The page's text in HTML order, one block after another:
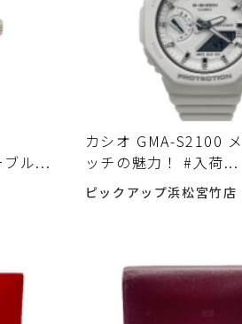
ル...
カシオ GMA-S2100
ッチの魅力！ #入荷...
ピックアップ浜松宮竹店